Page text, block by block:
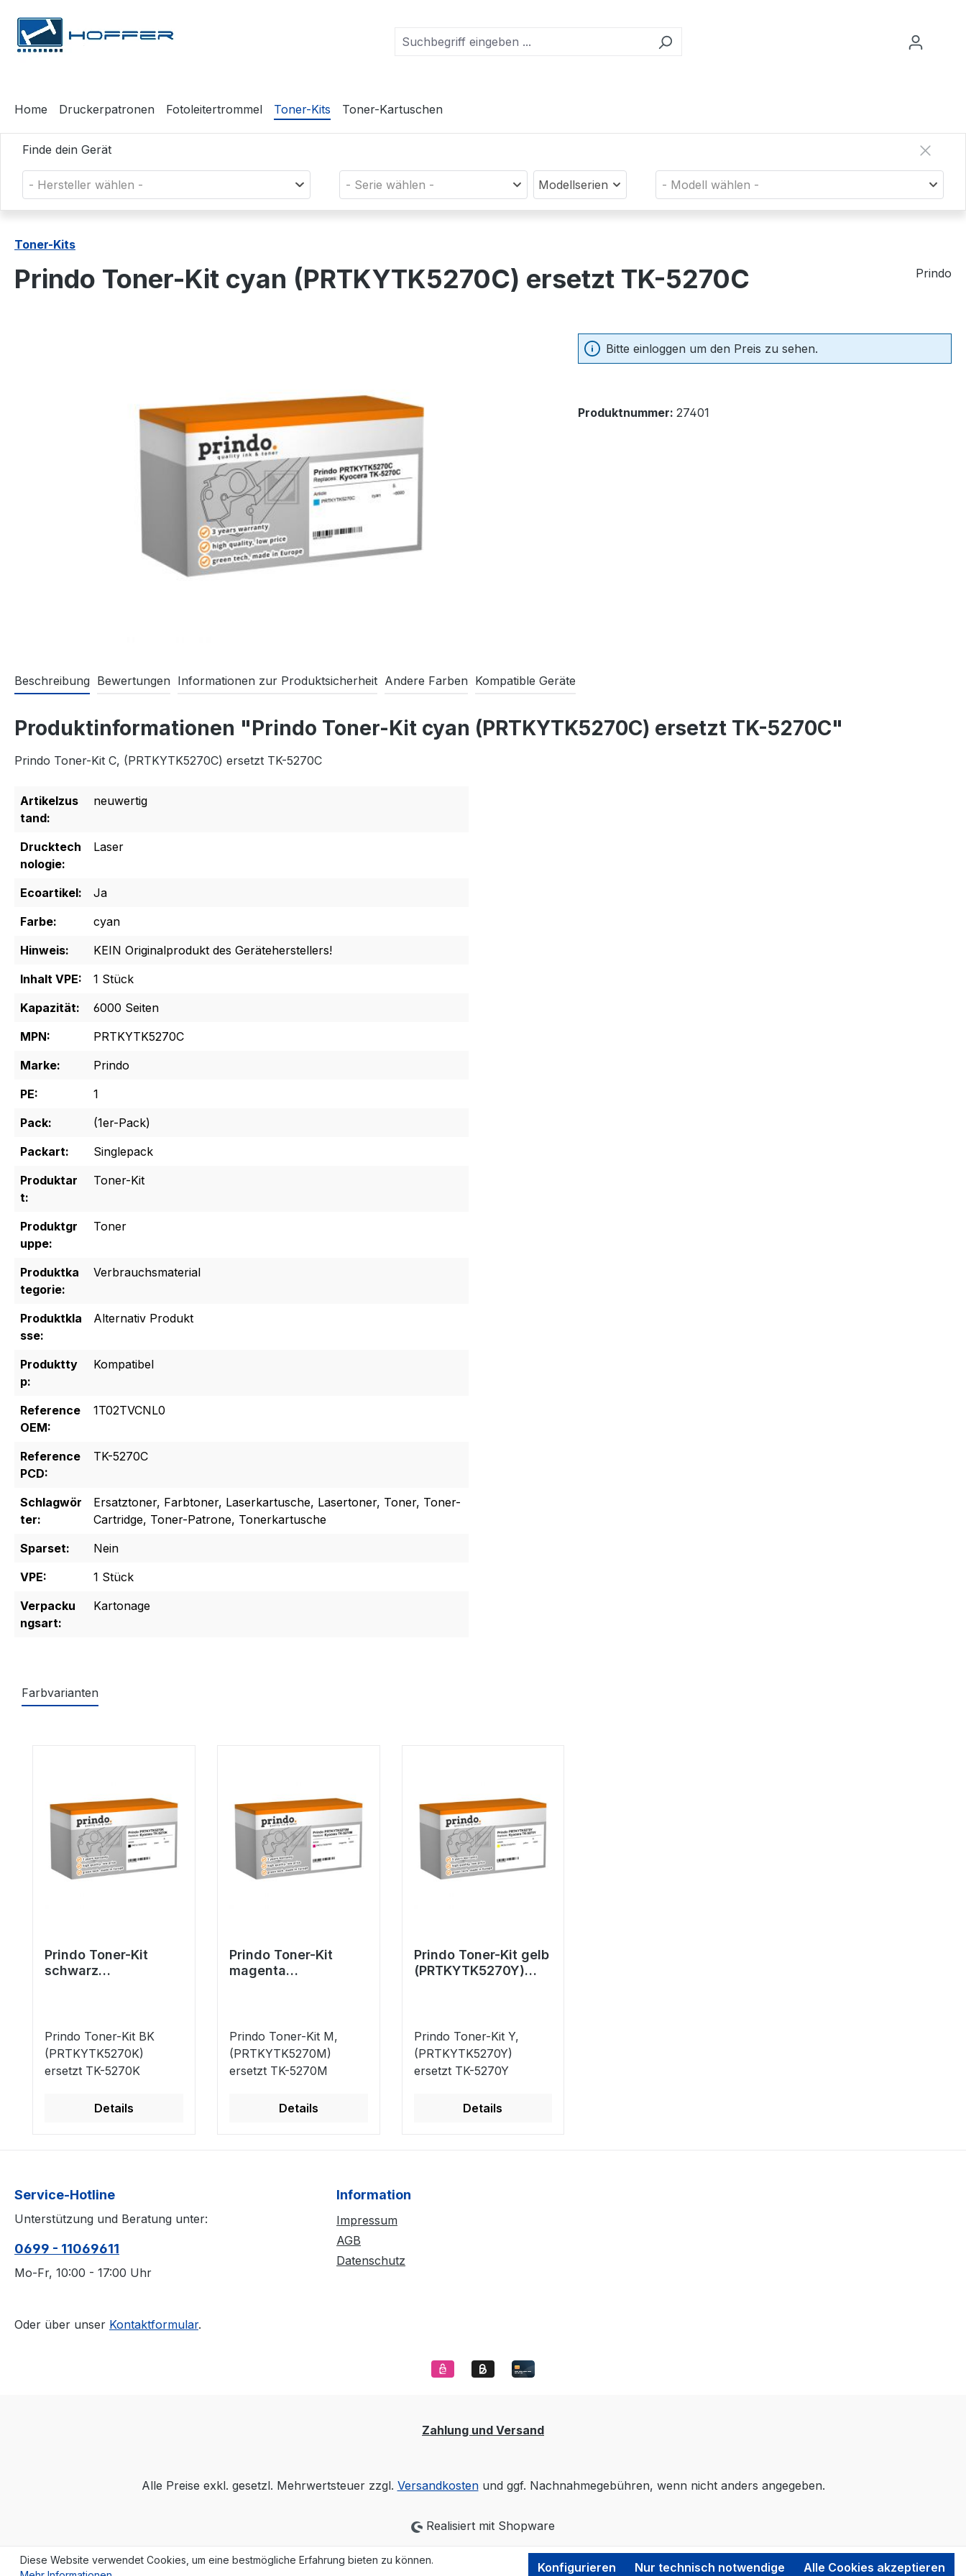
Hauptinhalt springen
Zur Suche springen
Zur Hauptnavigation springen
Home Druckerpatronen Fotoleitertrommel Toner-Kits Toner-Kartuschen
Finde dein Gerät
- Hersteller wählen - - Serie wählen - Modellserien - Modell wählen -
Toner-Kits
Prindo Toner-Kit cyan (PRTKYTK5270C) ersetzt TK-5270C Prindo
Bitte einloggen um den Preis zu sehen.
Produktnummer: 27401
Beschreibung Bewertungen Informationen zur Produktsicherheit Andere Farben Kompatible Geräte
Produktinformationen "Prindo Toner-Kit cyan (PRTKYTK5270C) ersetzt TK-5270C"
Prindo Toner-Kit C, (PRTKYTK5270C) ersetzt TK-5270C
Artikelzus
tand:
neuwertig
Drucktech
nologie:
Laser
Ecoartikel:
Ja
Farbe:
cyan
Hinweis:
KEIN Originalprodukt des Geräteherstellers!
Inhalt VPE:
1 Stück
Kapazität:
6000 Seiten
MPN:
PRTKYTK5270C
Marke:
Prindo
PE:
1
Pack:
(1er-Pack)
Packart:
Singlepack
Produktar
t:
Toner-Kit
Produktgr
uppe:
Toner
Produktka
tegorie:
Verbrauchsmaterial
Produktkla
sse:
Alternativ Produkt
Produktty
p:
Kompatibel
Reference
OEM:
1T02TVCNL0
Reference
PCD:
TK-5270C
Schlagwör
ter:
Ersatztoner, Farbtoner, Laserkartusche, Lasertoner, Toner, Toner-
Cartridge, Toner-Patrone, Tonerkartusche
Sparset:
Nein
VPE:
1 Stück
Verpacku
ngsart:
Kartonage
Farbvarianten
Prindo Toner-Kit
schwarz
Prindo Toner-Kit BK
(PRTKYTK5270K)
ersetzt TK-5270K
Details
Prindo Toner-Kit
magenta
Prindo Toner-Kit M,
(PRTKYTK5270M)
ersetzt TK-5270M
Details
Prindo Toner-Kit gelb
(PRTKYTK5270Y)
Prindo Toner-Kit Y,
(PRTKYTK5270Y)
ersetzt TK-5270Y
Details
Service-Hotline
Unterstützung und Beratung unter:
0699 - 11069611
Mo-Fr, 10:00 - 17:00 Uhr
Oder über unser Kontaktformular.
Information
Impressum
AGB
Datenschutz
Zahlung und Versand
Alle Preise exkl. gesetzl. Mehrwertsteuer zzgl. Versandkostenund ggf. Nachnahmegebühren, wenn nicht anders angegeben.
Realisiert mit Shopware
Diese Website verwendet Cookies, um eine bestmögliche Erfahrung bieten zu können.
Nur technisch notwendige
Konfigurieren Alle Cookies akzeptieren